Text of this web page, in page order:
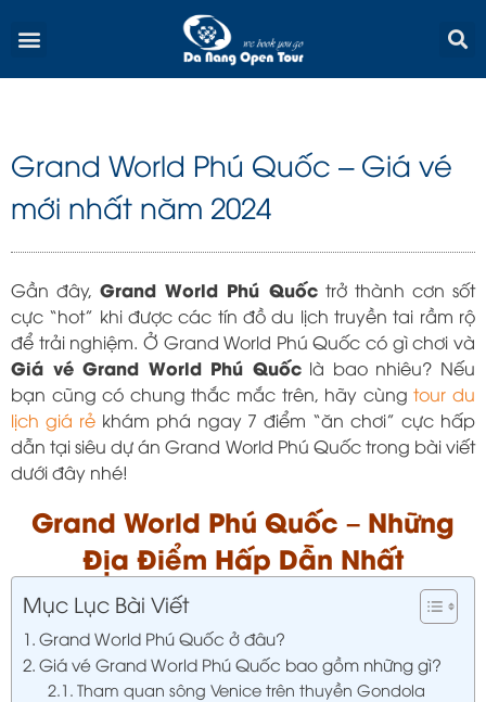
Menu
Grand World Phú Quốc – Giá vé
mới nhất năm 2024
Gần đây,Grand World Phú Quốctrở thành cơn sốt
cực “hot” khi được các tín đồ du lịch truyền tai rầm rộ
để trải nghiệm. Ở Grand World Phú Quốc có gì chơi và
Giá vé Grand World Phú Quốclà bao nhiêu? Nếu
bạn cũng có chung thắc mắc trên, hãy cùngtour du
lịch giá rẻkhám phá ngay 7 điểm “ăn chơi” cực hấp
dẫn tại siêu dự án Grand World Phú Quốc trong bài viết
dưới đây nhé!
Grand World Phú Quốc – Những
Địa Điểm Hấp Dẫn Nhất
Mục Lục Bài Viết
Grand World Phú Quốc ở đâu?
Giá vé Grand World Phú Quốc bao gồm những gì?
Tham quan sông Venice trên thuyền Gondola